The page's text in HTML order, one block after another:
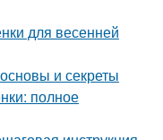
для весенней
и секреты
полное